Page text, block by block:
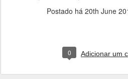
Postado há 20th June
0 Adicionar um